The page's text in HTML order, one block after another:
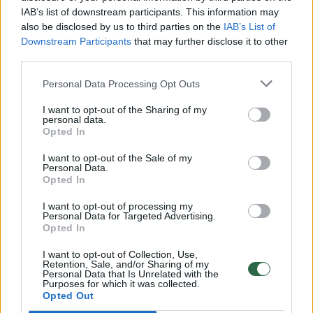
IAB’s list of downstream participants. This information may
also be disclosed by us to third parties on the IAB’s List of
Downstream Participants that may further disclose it to other
Personal Data Processing Opt Outs
I want to opt-out of the Sharing of my
personal data.
Opted In
I want to opt-out of the Sale of my
Personal Data.
Opted In
I want to opt-out of processing my
Personal Data for Targeted Advertising.
Opted In
I want to opt-out of Collection, Use,
Retention, Sale, and/or Sharing of my
Personal Data that Is Unrelated with the
Purposes for which it was collected.
Opted Out
00:00:30
Vaizdai iš tragiškos avarijos Vilniaus r.: dviejų moterų ir
vaiko gyvybių išgelbėti nepavyko
32 laipsnių šilumos
vaizdas pribloškia
Žinios | Lietuvos diena
00:15:54
V. Zalužno pasisakymą laiko bandymu įsitvirtinti
Ukrainos politikoje: jis yra neteisus